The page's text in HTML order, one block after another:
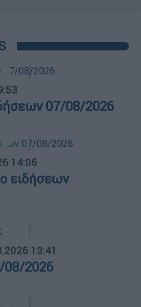
07/08/2026
14:06
ειδήσεων
13:41
08/2026